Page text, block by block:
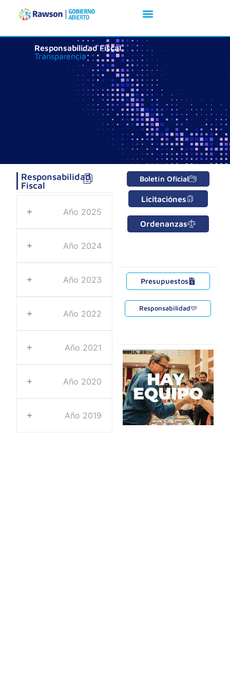
Responsabilidad Fiscal
Transparencia
Responsabilidad
Fiscal
Año 2025
Año 2024
Año 2023
Año 2022
Año 2021
Año 2020
Año 2019
Boletín Oficial
Licitaciónes
Ordenanzas
Presupuestos
Responsabilidad